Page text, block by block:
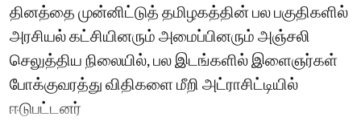
தினத்தை முன்னிட்டுத் தமிழகத்தின் பல பகுதிகளில்
அரசியல் கட்சியினரும் அமைப்பினரும் அஞ்சலி
செலுத்திய நிலையில், பல இடங்களில் இளைஞர்கள்
போக்குவரத்து விதிகளை மீறி அட்ராசிட்டியில்
ஈடுபட்டனர்